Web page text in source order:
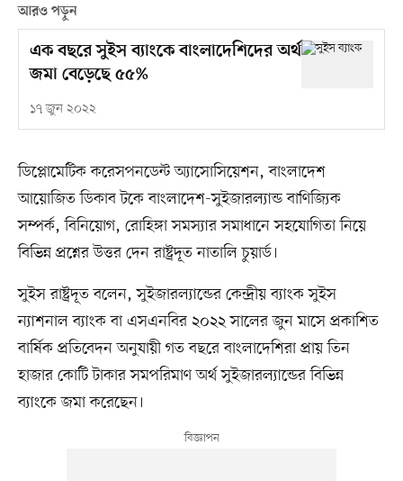
আরও পড়ুন
এক বছরে সুইস ব্যাংকে বাংলাদেশিদের অর্থ
জমা বেড়েছে ৫৫%
১৭ জুন ২০২২
ডিপ্লোমেটিক করেসপনডেন্ট অ্যাসোসিয়েশন, বাংলাদেশ
আয়োজিত ডিকাব টকে বাংলাদেশ-সুইজারল্যান্ড বাণিজ্যিক
সম্পর্ক, বিনিয়োগ, রোহিঙ্গা সমস্যার সমাধানে সহযোগিতা নিয়ে
বিভিন্ন প্রশ্নের উত্তর দেন রাষ্ট্রদূত নাতালি চুয়ার্ড।
সুইস রাষ্ট্রদূত বলেন, সুইজারল্যান্ডের কেন্দ্রীয় ব্যাংক সুইস
ন্যাশনাল ব্যাংক বা এসএনবির ২০২২ সালের জুন মাসে প্রকাশিত
বার্ষিক প্রতিবেদন অনুযায়ী গত বছরে বাংলাদেশিরা প্রায় তিন
হাজার কোটি টাকার সমপরিমাণ অর্থ সুইজারল্যান্ডের বিভিন্ন
ব্যাংকে জমা করেছেন।